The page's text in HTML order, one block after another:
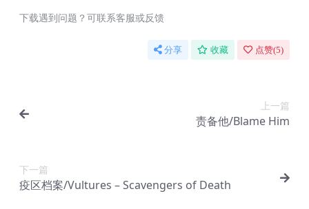
下载遇到问题？可联系客服或反馈
分享 收藏 点赞(5)
上一篇
责备他/Blame Him
下一篇
疫区档案/Vultures – Scavengers of Death